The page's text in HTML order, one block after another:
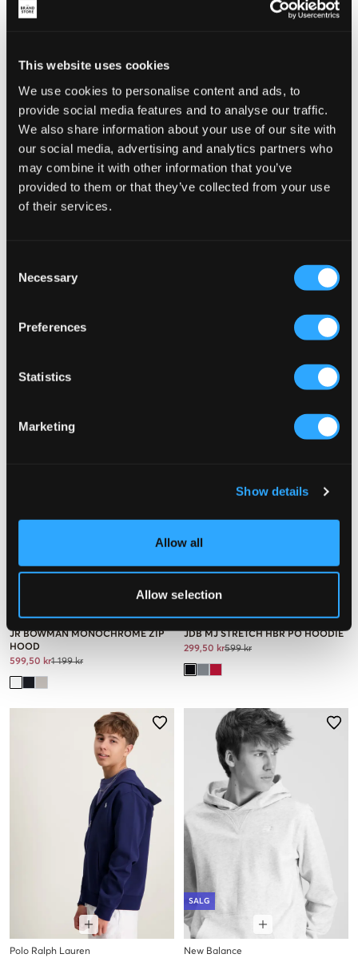
This website uses cookies
We use cookies to personalise content and ads, to
provide social media features and to analyse our traffic.
We also share information about your use of our site with
our social media, advertising and analytics partners who
may combine it with other information that you’ve
provided to them or that they’ve collected from your use
of their services.
Selection
Necessary
Preferences
Statistics
Marketing
Show details
Allow all
Allow selection
224,50 kr
399 kr
SALG
Sail Racing
JR BOWMAN MONOCHROME ZIP
HOOD
599,50 kr1 199 kr
SALG
Nike Jordan
JDB MJ STRETCH HBR PO HOODIE
299,50 kr599 kr
Polo Ralph Lauren
SALG
New Balance